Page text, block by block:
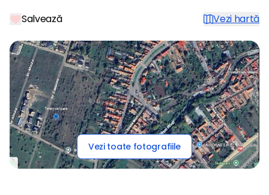
Salvează Vezi hartă
Vezi toate fotografiile